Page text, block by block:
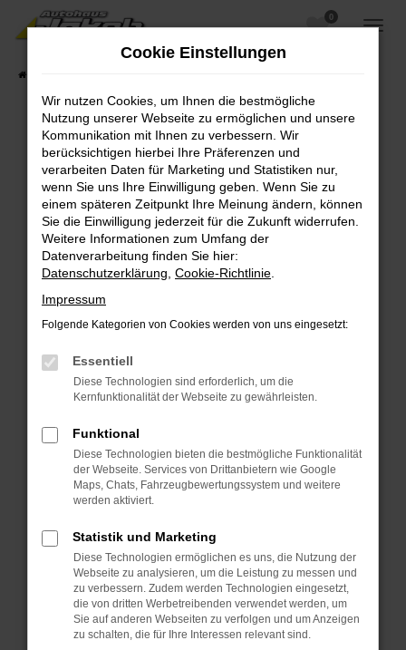
Zum
Hauptinhalt
0
Fehler: Network Error
Beim Laden ist ein Fehler aufgetreten.
Hier sind ein paar Tipps, die dir helfen können:
Überprüfe deine Firewall und deine
Internetverbindung.
Laden andere Webseiten, zum Beispiel deine
Suchmaschine?
Prüfe deine Browsererweiterungen.
Manche Erweiterungen, wie Werbeblocker,
können das Laden bestimmter Seiten
verhindern. Funktioniert die Seite in einem
Fenster?
Starte dein Gerät neu.
Das kann manchmal helfen, vorübergehende
Probleme zu beheben.
Betriebssystem auf dem neuesten Stand
sind.
Veraltete Software birgt nicht nur ein
Sicherheitsrisiko, sondern kann auch dazu
führen, dass bestimmte Funktionen nicht mehr
unterstützt werden.
Cookie Einstellungen
Wir nutzen Cookies, um Ihnen die bestmögliche
Nutzung unserer Webseite zu ermöglichen und unsere
Kommunikation mit Ihnen zu verbessern. Wir
berücksichtigen hierbei Ihre Präferenzen und
verarbeiten Daten für Marketing und Statistiken nur,
wenn Sie uns Ihre Einwilligung geben. Wenn Sie zu
einem späteren Zeitpunkt Ihre Meinung ändern, können
Sie die Einwilligung jederzeit für die Zukunft widerrufen.
Weitere Informationen zum Umfang der
Datenverarbeitung finden Sie hier:
Datenschutzerklärung Cookie-Richtlinie
Impressum
Folgende Kategorien von Cookies werden von uns eingesetzt:
Essentiell
Diese Technologien sind erforderlich, um die
Kernfunktionalität der Webseite zu gewährleisten.
Funktional
Diese Technologien bieten die bestmögliche Funktionalität
der Webseite. Services von Drittanbietern wie Google
Maps, Chats, Fahrzeugbewertungssystem und weitere
werden aktiviert.
Statistik und Marketing
Diese Technologien ermöglichen es uns, die Nutzung der
Webseite zu analysieren, um die Leistung zu messen und
zu verbessern. Zudem werden Technologien eingesetzt,
die von dritten Werbetreibenden verwendet werden, um
Sie auf anderen Webseiten zu verfolgen und um Anzeigen
zu schalten, die für Ihre Interessen relevant sind.